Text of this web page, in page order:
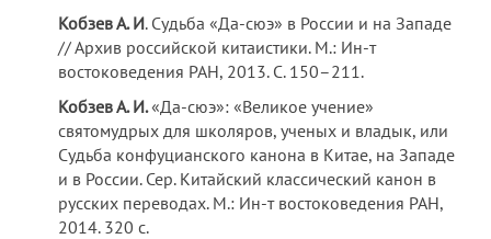
Кобзев А. И. Судьба «Да-сюэ» в России и на Западе
// Архив российской китаистики. М.: Ин-т
востоковедения РАН, 2013. С. 150–211.
Кобзев А. И.«Да-сюэ»: «Великое учение»
святомудрых для школяров, ученых и владык, или
Судьба конфуцианского канона в Китае, на Западе
и в России. Сер. Китайский классический канон в
русских переводах. М.: Ин-т востоковедения РАН,
2014. 320 с.